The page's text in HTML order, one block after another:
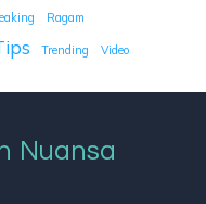
Ragam
Trending
Video
Nuansa